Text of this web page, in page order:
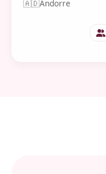
🇦🇩Andorre